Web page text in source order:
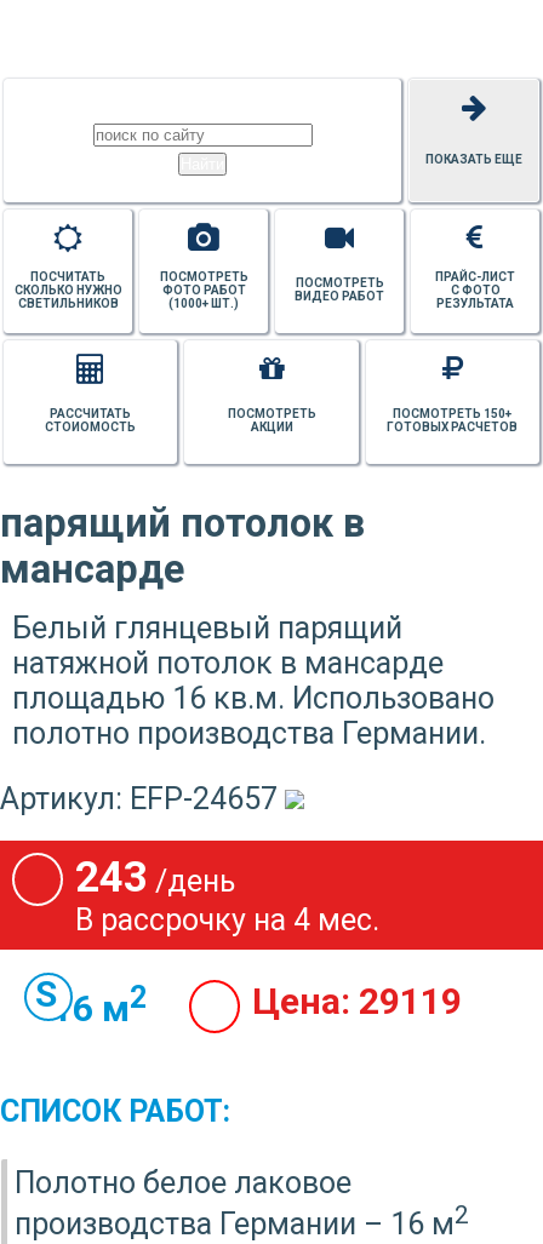
ПОКАЗАТЬ ЕЩЕ
ПРАЙС-ЛИСТ
С ФОТО
РЕЗУЛЬТАТА
ПОСМОТРЕТЬ
ВИДЕО РАБОТ
ПОСМОТРЕТЬ
ФОТО РАБОТ
(1000+ ШТ.)
ПОСЧИТАТЬ
СКОЛЬКО НУЖНО
СВЕТИЛЬНИКОВ
ПОСМОТРЕТЬ 150+
ГОТОВЫХ РАСЧЕТОВ
ПОСМОТРЕТЬ
АКЦИИ
РАССЧИТАТЬ
СТОИОМОСТЬ
парящий потолок в
мансарде
Белый глянцевый парящий
натяжной потолок в мансарде
площадью 16 кв.м. Использовано
полотно производства Германии.
Артикул: EFP-24657
243 /день
В рассрочку на 4 мес.
16 м2 Цена: 29119
СПИСОК РАБОТ:
Полотно белое лаковое
производства Германии – 16 м2